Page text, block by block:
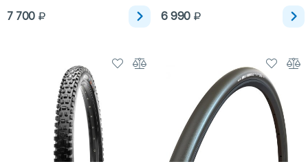
7 700 6 990